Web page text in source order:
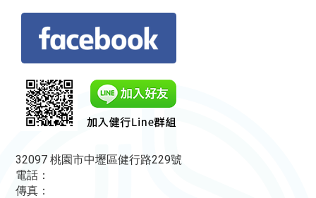
32097 桃園市中壢區健行路229號
電話：
傳真：